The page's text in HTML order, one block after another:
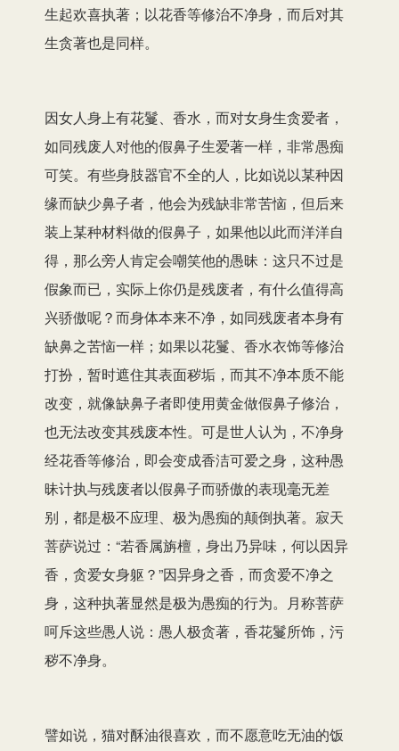
生起欢喜执著；以花香等修治不净身，而后对其
生贪著也是同样。
因女人身上有花鬘、香水，而对女身生贪爱者，
如同残废人对他的假鼻子生爱著一样，非常愚痴
可笑。有些身肢器官不全的人，比如说以某种因
缘而缺少鼻子者，他会为残缺非常苦恼，但后来
装上某种材料做的假鼻子，如果他以此而洋洋自
得，那么旁人肯定会嘲笑他的愚昧：这只不过是
假象而已，实际上你仍是残废者，有什么值得高
兴骄傲呢？而身体本来不净，如同残废者本身有
缺鼻之苦恼一样；如果以花鬘、香水衣饰等修治
打扮，暂时遮住其表面秽垢，而其不净本质不能
改变，就像缺鼻子者即使用黄金做假鼻子修治，
也无法改变其残废本性。可是世人认为，不净身
经花香等修治，即会变成香洁可爱之身，这种愚
昧计执与残废者以假鼻子而骄傲的表现毫无差
别，都是极不应理、极为愚痴的颠倒执著。寂天
菩萨说过：“若香属旃檀，身出乃异味，何以因异
香，贪爱女身躯？”因异身之香，而贪爱不净之
身，这种执著显然是极为愚痴的行为。月称菩萨
呵斥这些愚人说：愚人极贪著，香花鬘所饰，污
秽不净身。
譬如说，猫对酥油很喜欢，而不愿意吃无油的饭